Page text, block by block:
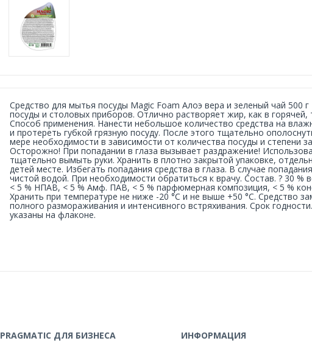
Средство для мытья посуды Magic Foam Алоэ вера и зеленый чай 500
посуды и столовых приборов. Отлично растворяет жир, как в
Способ применения. Нанести небольшое количество средства на
и протереть губкой грязную посуду. После этого тщательно
мере необходимости в зависимости от количества посуды и степени
Осторожно! При попадании в глаза вызывает раздражение!
тщательно вымыть руки. Хранить в плотно закрытой упаковке,
детей месте. Избегать попадания средства в глаза. В случае
чистой водой. При необходимости обратиться к врачу. Состав. ? 30 %
< 5 % НПАВ, < 5 % Амф. ПАВ, < 5 % парфюмерная композиция, < 5 %
Хранить при температуре не ниже -20 °C и не выше +50 °C. Средство
полного размораживания и интенсивного встряхивания. Срок
указаны на флаконе.
PRAGMATIC ДЛЯ БИЗНЕСА ИНФОРМАЦИЯ